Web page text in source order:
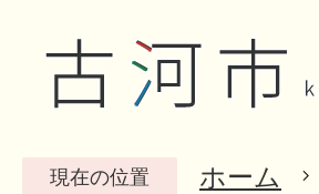
現在の位置 ホーム